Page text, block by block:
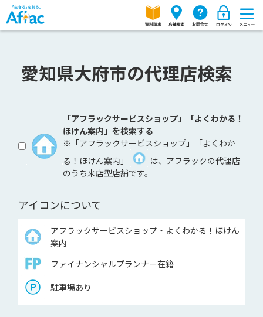
愛知県大府市の代理店検索
「アフラックサービスショップ」「よくわかる！
ほけん案内」を検索する
※「アフラックサービスショップ」「よくわか
る！ほけん案内」
は、アフラックの代理店
のうち来店型店舗です。
アイコンについて
アフラックサービスショップ・よくわかる！ほけん
案内
ファイナンシャルプランナー在籍
駐車場あり